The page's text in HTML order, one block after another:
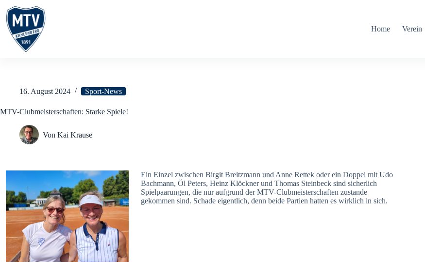
Inhalt
springen
Home
Verein
16. August 2024 Sport-News
MTV-Clubmeisterschaften: Starke Spiele!
Von Kai Krause
Ein Einzel zwischen Birgit Breitzmann und Anne Rettek oder ein Doppel mit Udo
Bachmann, Öl Peters, Heinz Klöckner und Thomas Steinbeck sind sicherlich
Spielpaarungen, die nur aufgrund der MTV-Clubmeisterschaften zustande
gekommen sind. Schade eigentlich, denn beide Partien hatten es wirklich in sich.